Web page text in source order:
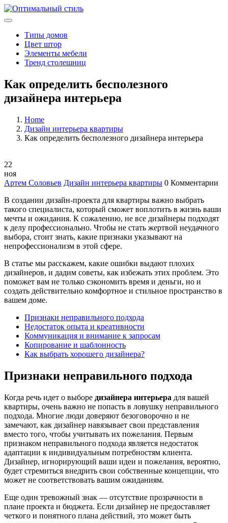
Типы домов
Цвет штор
Элементы мебели
Тренд столешниц
Как определить бесполезного
дизайнера интерьера
Home
Дизайн интерьера квартиры
Как определить бесполезного дизайнера интерьера
22
ноя
Артем Соловьев Дизайн интерьера квартиры 0 Комментарии
В создании дизайн-проекта для квартиры важно выбрать
такого специалиста, который сможет воплотить в жизнь ваши
мечты и ожидания. К сожалению, не все дизайнеры подходят
к делу профессионально. Чтобы не стать жертвой неудачного
выбора, стоит знать, какие признаки указывают на
непрофессионализм в этой сфере.
В статье мы расскажем, какие ошибки выдают плохих
дизайнеров, и дадим советы, как избежать этих проблем. Это
поможет вам не только сэкономить время и деньги, но и
создать действительно комфортное и стильное пространство в
вашем доме.
Признаки неправильного подхода
Недостаток опыта и креативности
Коммуникация и внимание к запросам
Копирование и шаблонность
Как выбрать хорошего дизайнера?
Признаки неправильного подхода
Когда речь идет о выборе дизайнера интерьера для вашей
квартиры, очень важно не попасть в ловушку неправильного
подхода. Многие люди доверяют безоговорочно и не
замечают, как дизайнер навязывает свои представления
вместо того, чтобы учитывать их пожелания. Первым
признаком неправильного подхода является недостаток
адаптации к индивидуальным потребностям клиента.
Дизайнер, игнорирующий ваши идеи и пожелания, вероятно,
будет стремиться внедрить свои собственные концепции, что
может не соответствовать вашим ожиданиям.
Еще один тревожный знак — отсутствие прозрачности в
плане проекта и бюджета. Если дизайнер не предоставляет
четкого и понятного плана действий, это может быть